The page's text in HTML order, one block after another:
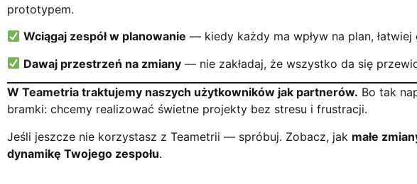
prototypem.
Wciągaj zespół w planowanie — kiedy każdy ma wpływ na plan, łatwiej
Dawaj przestrzeń na zmiany — nie zakładaj, że wszystko da się
W Teametria traktujemy naszych użytkowników jak partnerów. Bo tak
bramki: chcemy realizować świetne projekty bez stresu i frustracji.
Jeśli jeszcze nie korzystasz z Teametrii — spróbuj. Zobacz, jak małe
dynamikę Twojego zespołu.